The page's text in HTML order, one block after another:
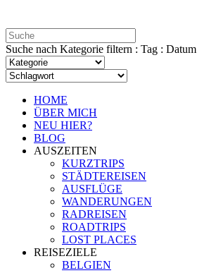
Suche nach Kategorie filtern : Tag : Datum
HOME
ÜBER MICH
NEU HIER?
BLOG
AUSZEITEN
KURZTRIPS
STÄDTEREISEN
AUSFLÜGE
WANDERUNGEN
RADREISEN
ROADTRIPS
LOST PLACES
REISEZIELE
BELGIEN